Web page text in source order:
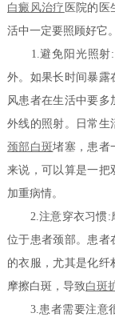
白癜风治疗 医院的
活中一定要照顾好它
1.避免阳光照射:
外。如果长时间暴露
风患者在生活中要多
外线的照射。日常生
颈部白斑堵塞，患者
来说，可以算是一把
加重病情。
2.注意穿衣习惯:摩
位于患者颈部。患者
的衣服，尤其是化纤
摩擦白斑，导致白斑
3.患者需要注意很